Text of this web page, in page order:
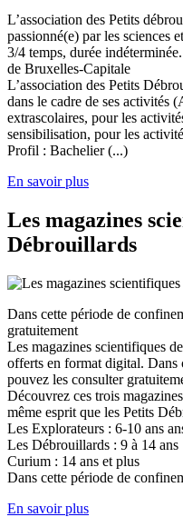
L’association des Petits
passionné(e) par les sciences
3/4 temps, durée
de Bruxelles-Capitale
L’association des Petits
dans le cadre de ses activités
extrascolaires, pour les
sensibilisation, pour les
Profil : Bachelier (...)
En savoir plus
Les magazines
Débrouillards
Dans cette période de
gratuitement
Les magazines scientifiques
offerts en format digital. Dans
pouvez les consulter
Découvrez ces trois
même esprit que les Petits
Les Explorateurs : 6-10 ans
Les Débrouillards : 9 à 14 ans
Curium : 14 ans et plus
Dans cette période de
En savoir plus